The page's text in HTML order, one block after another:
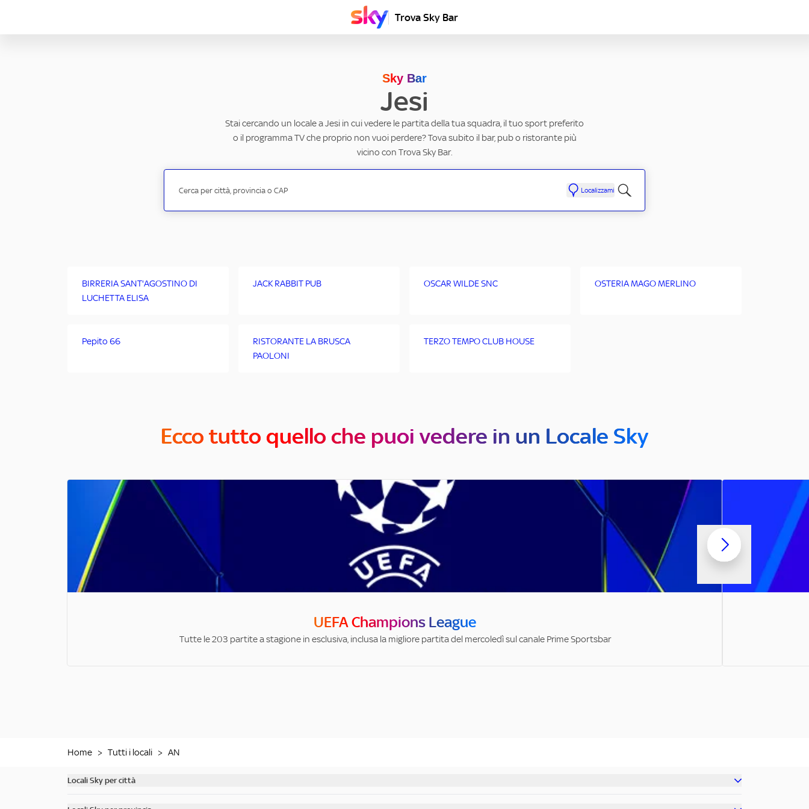
Trova Sky Bar
Sky Bar
Jesi
Stai cercando un locale a Jesi in cui vedere le partita della tua squadra, il tuo sport preferito
o il programma TV che proprio non vuoi perdere? Tova subito il bar, pub o ristorante più
vicino con Trova Sky Bar.
Localizzami
BIRRERIA SANT'AGOSTINO DI
LUCHETTA ELISA
JACK RABBIT PUB OSCAR WILDE SNC OSTERIA MAGO MERLINO
Pepito 66
RISTORANTE LA BRUSCA
PAOLONI
TERZO TEMPO CLUB HOUSE
Ecco tutto quello che puoi vedere in un Locale Sky
UEFA Champions League
Tutte le 203 partite a stagione in esclusiva, inclusa la migliore partita del mercoledì sul canale Prime Sportsbar
Home > Tutti i locali > AN
Locali Sky per città